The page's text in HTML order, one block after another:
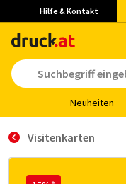
Hilfe & Kontakt
Neu­hei­ten
Visitenkarten